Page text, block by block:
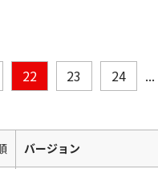
22 23 24 ...
バージョン